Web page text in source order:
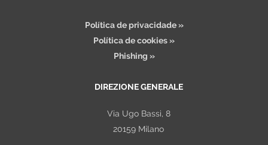
Política de privacidade »
Política de cookies »
Phishing »
DIREZIONE GENERALE
Via Ugo Bassi, 8
20159 Milano